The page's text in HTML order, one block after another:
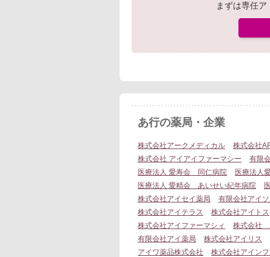
まずは専任ア
あ行の薬局・企業
株式会社アークメディカル 株式会社
株式会社 アイアイファーマシー
有限
医療法人 愛寿会 同仁病院
医療法人
医療法人 愛精会 あいせい紀年病院
株式会社アイセイ薬局
有限会社アイ
株式会社アイテラス
株式会社アイトス
株式会社アイファーマシィ
株式会社
有限会社アイ薬局
株式会社アイリス
アイワ薬品株式会社
株式会社アイン